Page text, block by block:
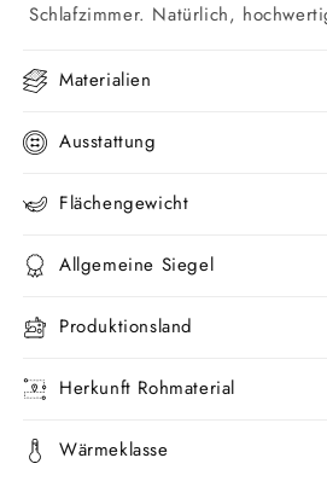
Schlafzimmer. Natürlich,
Materialien
Ausstattung
Flächengewicht
Allgemeine Siegel
Produktionsland
Herkunft Rohmaterial
Wärmeklasse